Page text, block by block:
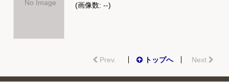
No Image
(画像数: --)
Prev. トップへ Next